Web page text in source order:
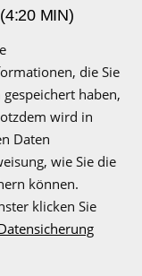
MIN)
die Sie
haben,
wird in
Daten
wie Sie die
können.
klicken Sie